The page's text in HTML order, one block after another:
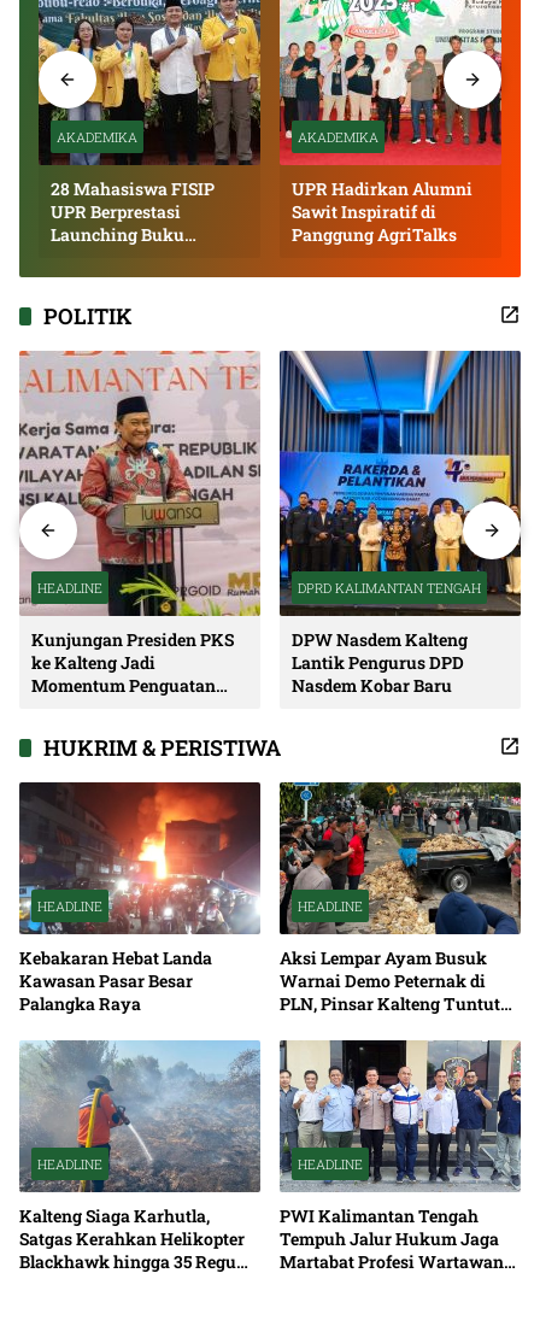
AKADEMIKA
28 Mahasiswa FISIP
UPR Berprestasi
Launching Buku
AKADEMIKA
UPR Hadirkan Alumni
Sawit Inspiratif di
Panggung AgriTalks
POLITIK
HEADLINE
Kunjungan Presiden PKS
ke Kalteng Jadi
Momentum Penguatan
DPRD KALIMANTAN TENGAH
DPW Nasdem Kalteng
Lantik Pengurus DPD
Nasdem Kobar Baru
HUKRIM & PERISTIWA
HEADLINE
Kebakaran Hebat Landa
Kawasan Pasar Besar
Palangka Raya
HEADLINE
Aksi Lempar Ayam Busuk
Warnai Demo Peternak di
PLN, Pinsar Kalteng Tuntut
HEADLINE
Kalteng Siaga Karhutla,
Satgas Kerahkan Helikopter
Blackhawk hingga 35 Regu
HEADLINE
PWI Kalimantan Tengah
Tempuh Jalur Hukum Jaga
Martabat Profesi Wartawan